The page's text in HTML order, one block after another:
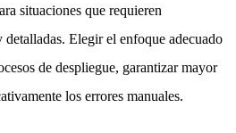
situaciones que requieren
Elegir el enfoque adecuado
de despliegue, garantizar mayor
los errores manuales.